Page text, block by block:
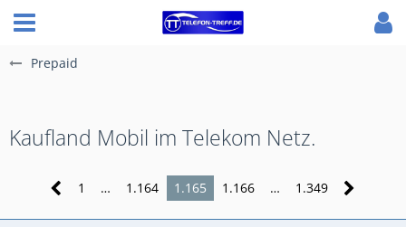
Prepaid
Kaufland Mobil im Telekom Netz.
1 … 1.164 1.165 1.166 … 1.349